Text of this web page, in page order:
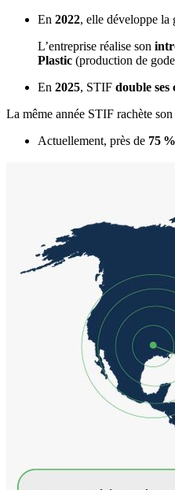
En 2022, elle développe la
L’entreprise réalise son
Plastic (production de
En 2025, STIF double ses
La même année STIF rachète
Actuellement, près de 75